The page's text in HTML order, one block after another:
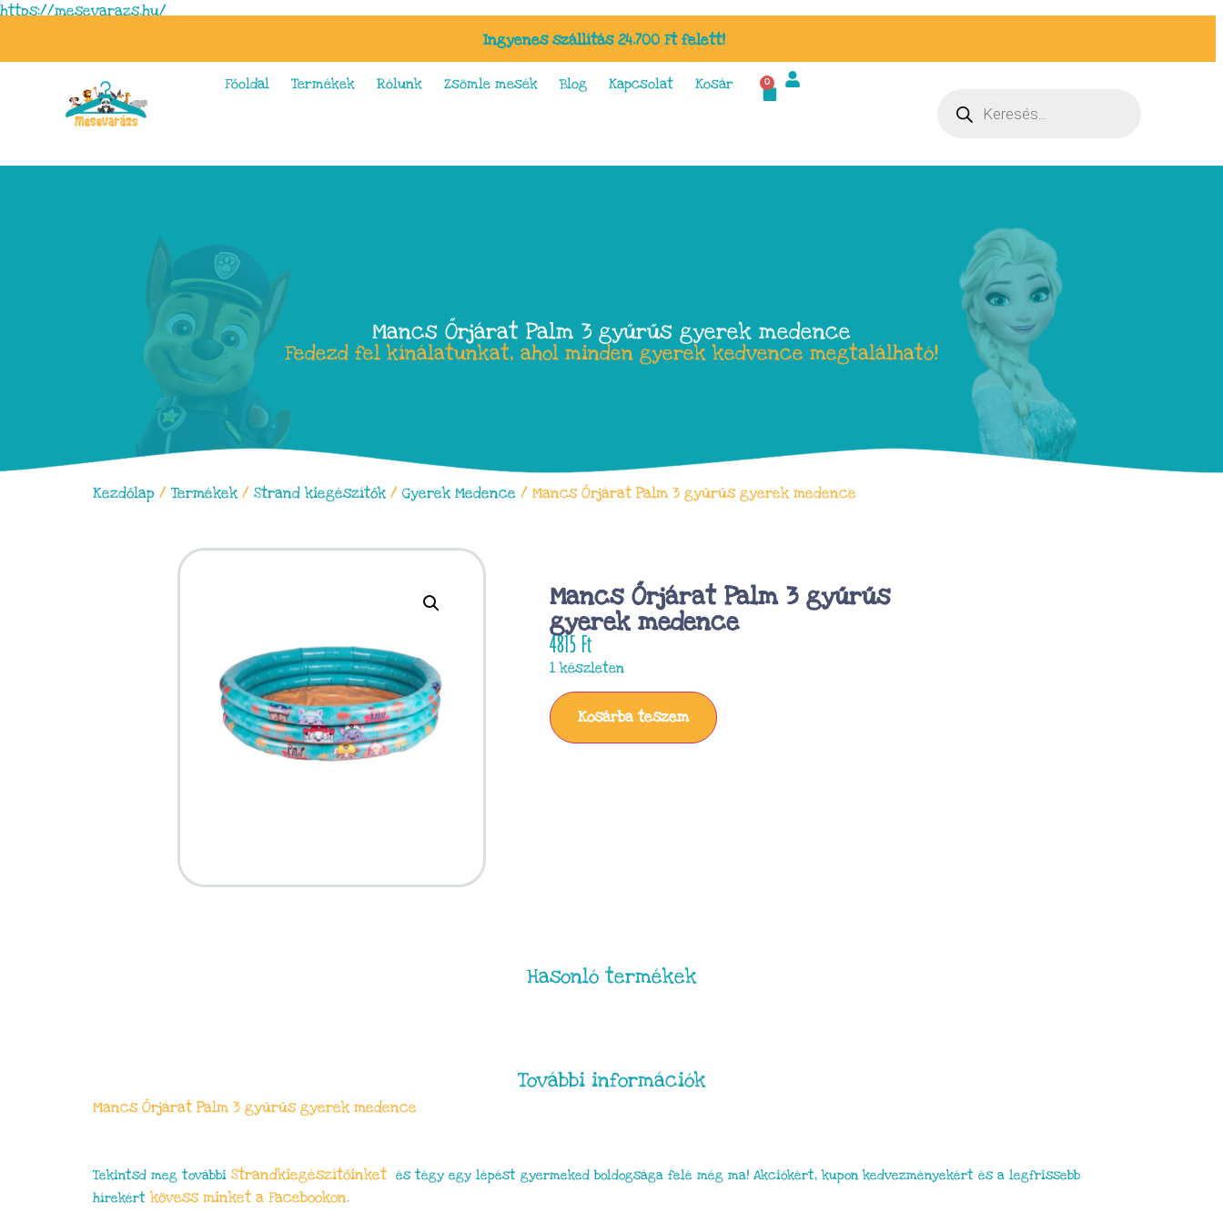
https://mesevarazs.hu/
Ingyenes szállítás 24.700 Ft felett!
Főoldal Termékek Rólunk Zsömle mesék Blog Kapcsolat Kosár 0
Mancs Őrjárat Palm 3 gyűrűs gyerek medence
Fedezd fel kínálatunkat, ahol minden gyerek kedvence megtalálható!
Kezdőlap / Termékek / Strand kiegészítők / Gyerek Medence / Mancs Őrjárat Palm 3 gyűrűs gyerek medence
Mancs Őrjárat Palm 3 gyűrűs
gyerek medence
4815Ft
1 készleten
Kosárba teszem
Hasonló termékek
További információk
Mancs Őrjárat Palm 3 gyűrűs gyerek medence
Tekintsd meg további Strandkiegészítőinket és tégy egy lépést gyermeked boldogsága felé még ma! Akciókért, kupon kedvezményekért és a legfrissebb
hírekért kövess minket a Facebookon.